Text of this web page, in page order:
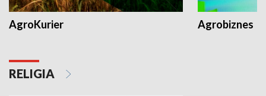
AgroKurier Agrobiznes
RELIGIA